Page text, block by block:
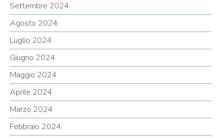
Settembre 2024
Agosto 2024
Luglio 2024
Giugno 2024
Maggio 2024
Aprile 2024
Marzo 2024
Febbraio 2024